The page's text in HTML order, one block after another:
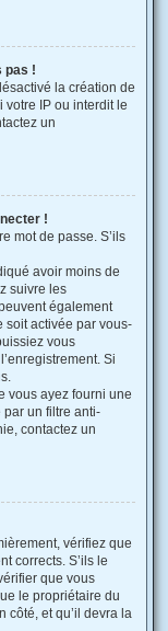
pas !
la création de
IP ou interdit le
un
!
mot de passe. S’ils
avoir moins de
suivre les
également
soit activée par vous-
vous
Si
vous ayez fourni une
un filtre anti-
contactez un
vérifiez que
corrects. S’ils le
que vous
le propriétaire du
côté, et qu’il devra la